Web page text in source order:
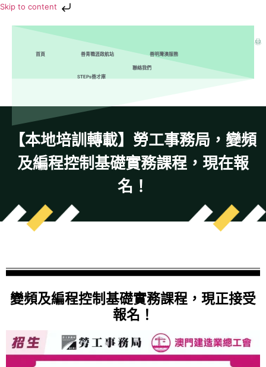
Skip to content
首頁 善青職涯啟航站 善明灣澳服務
STEPs善才庫
聯絡我們
【本地培訓轉載】勞工事務局，變頻
及編程控制基礎實務課程，現在報
名！
變頻及編程控制基礎實務課程，現正接受
報名！